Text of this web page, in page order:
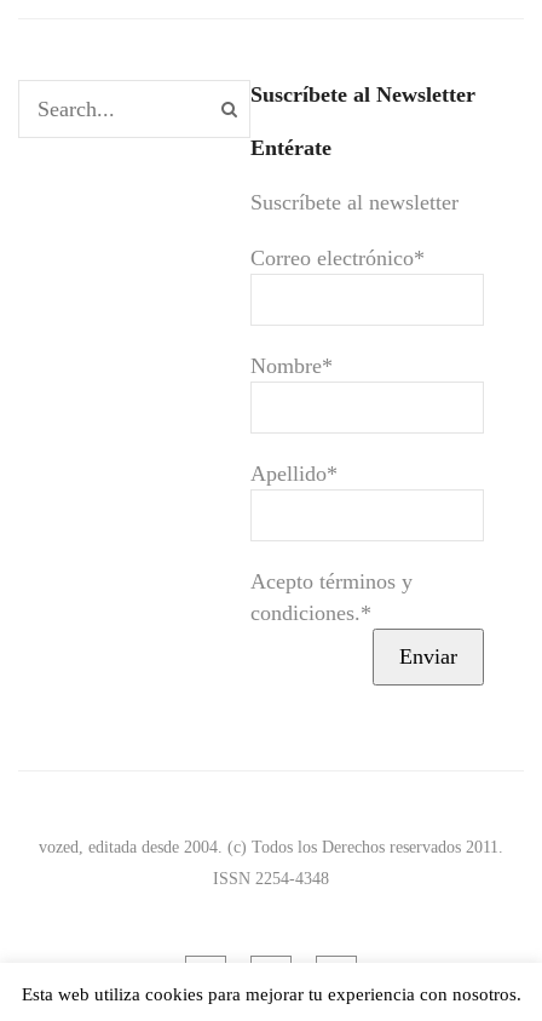
Suscríbete al Newsletter
Entérate
Suscríbete al newsletter
Correo electrónico*
Nombre*
Apellido*
Acepto términos y
condiciones.*
vozed, editada desde 2004. (c) Todos los Derechos reservados 2011.
ISSN 2254-4348
Esta web utiliza cookies para mejorar tu experiencia con nosotros.